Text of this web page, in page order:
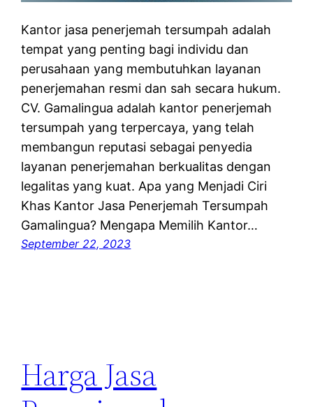
Kantor jasa penerjemah tersumpah adalah
tempat yang penting bagi individu dan
perusahaan yang membutuhkan layanan
penerjemahan resmi dan sah secara hukum.
CV. Gamalingua adalah kantor penerjemah
tersumpah yang terpercaya, yang telah
membangun reputasi sebagai penyedia
layanan penerjemahan berkualitas dengan
legalitas yang kuat. Apa yang Menjadi Ciri
Khas Kantor Jasa Penerjemah Tersumpah
Gamalingua? Mengapa Memilih Kantor…
September 22, 2023
Harga Jasa